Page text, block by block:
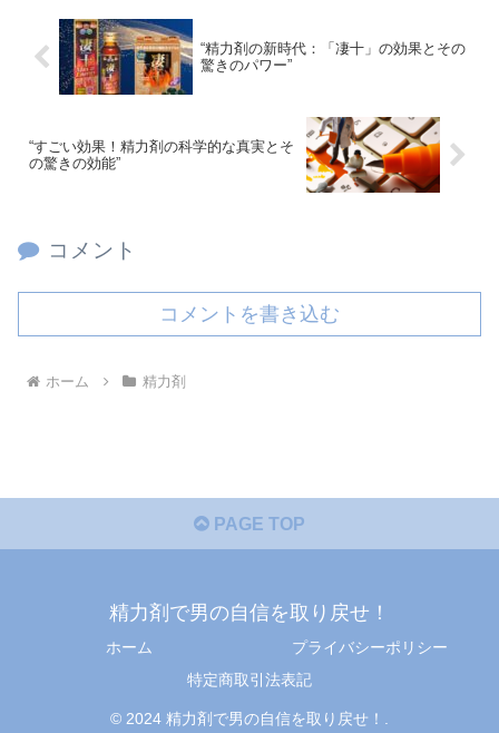
“精力剤の新時代：「凄十」の効果とその
驚きのパワー”
“すごい効果！精力剤の科学的な真実とそ
の驚きの効能”
コメント
コメントを書き込む
ホーム 精力剤
PAGE TOP
精力剤で男の自信を取り戻せ！
ホーム
プライバシーポリシー
特定商取引法表記
© 2024 精力剤で男の自信を取り戻せ！.